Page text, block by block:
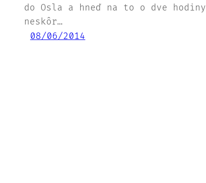
do Osla a hneď na to o dve hodiny
neskôr…
08/06/2014